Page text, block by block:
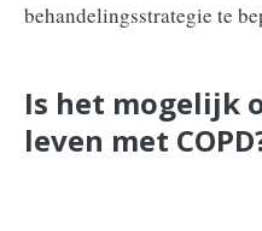
behandelingsstrategie te
Is het mogelijk
leven met